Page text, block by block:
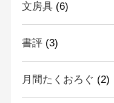
文房具(6)
書評(3)
月間たくおろぐ (2)